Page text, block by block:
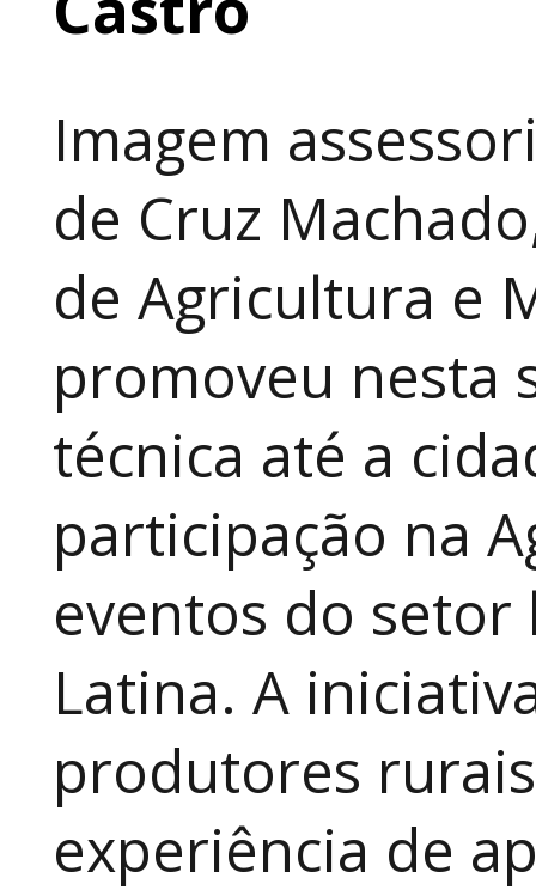
Imagem
de Cruz
de Agricultura e
promoveu nesta
técnica até a
participação na
eventos do
Latina. A
produtores
experiência de